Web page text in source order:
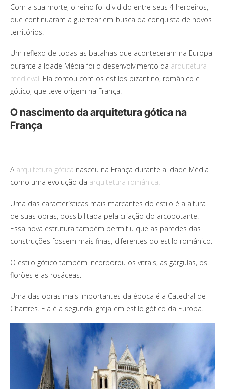
Com a sua morte, o reino foi dividido entre seus 4 herdeiros,
que continuaram a guerrear em busca da conquista de novos
territórios.
Um reflexo de todas as batalhas que aconteceram na Europa
durante a Idade Média foi o desenvolvimento da arquitetura
medieval. Ela contou com os estilos bizantino, românico e
gótico, que teve origem na França.
O nascimento da arquitetura gótica na
França
A arquitetura gótica nasceu na França durante a Idade Média
como uma evolução da arquitetura românica.
Uma das características mais marcantes do estilo é a altura
de suas obras, possibilitada pela criação do arcobotante.
Essa nova estrutura também permitiu que as paredes das
construções fossem mais finas, diferentes do estilo românico.
O estilo gótico também incorporou os vitrais, as gárgulas, os
florões e as rosáceas.
Uma das obras mais importantes da época é a Catedral de
Chartres. Ela é a segunda igreja em estilo gótico da Europa.